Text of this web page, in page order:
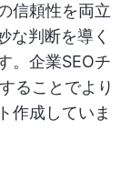
信頼性を両立
な判断を導く
。企業SEOチ
ることでより
作成していま